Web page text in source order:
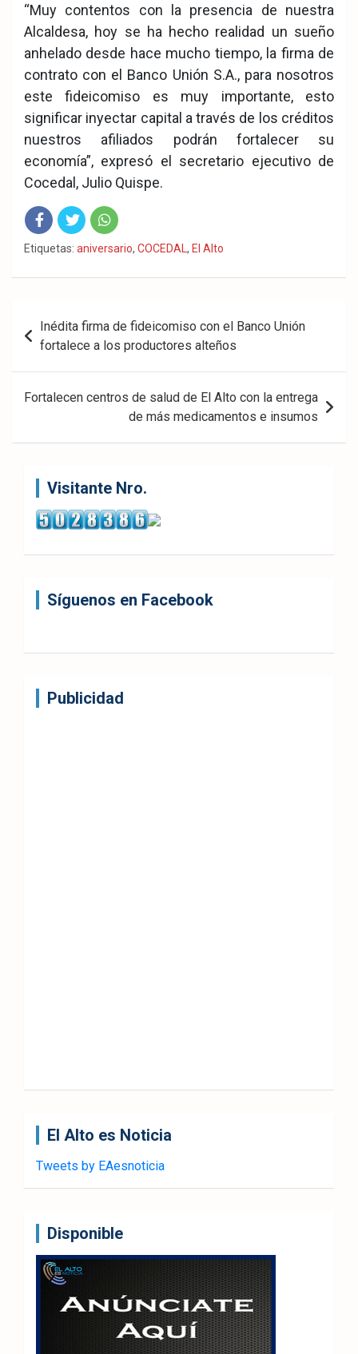
“Muy contentos con la presencia de nuestra
Alcaldesa, hoy se ha hecho realidad un sueño
anhelado desde hace mucho tiempo, la firma de
contrato con el Banco Unión S.A., para nosotros
este fideicomiso es muy importante, esto
significar inyectar capital a través de los créditos
nuestros afiliados podrán fortalecer su
economía”, expresó el secretario ejecutivo de
Cocedal, Julio Quispe.
Fac
eb
Twit
ter
Wha
tsA
Etiquetas: aniversario, COCEDAL , El Alto
Navegación
de
entradas
Inédita firma de fideicomiso con el Banco Unión
fortalece a los productores alteños
Fortalecen centros de salud de El Alto con la entrega
de más medicamentos e insumos
Visitante Nro.
Síguenos en Facebook
Publicidad
El Alto es Noticia
Tweets by EAesnoticia
Disponible